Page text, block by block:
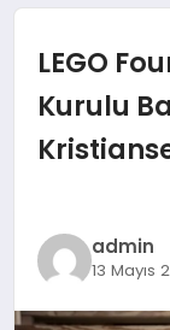
MAGAZIN
YAŞAM
LEGO
Kurulu
admin
13 Mayıs